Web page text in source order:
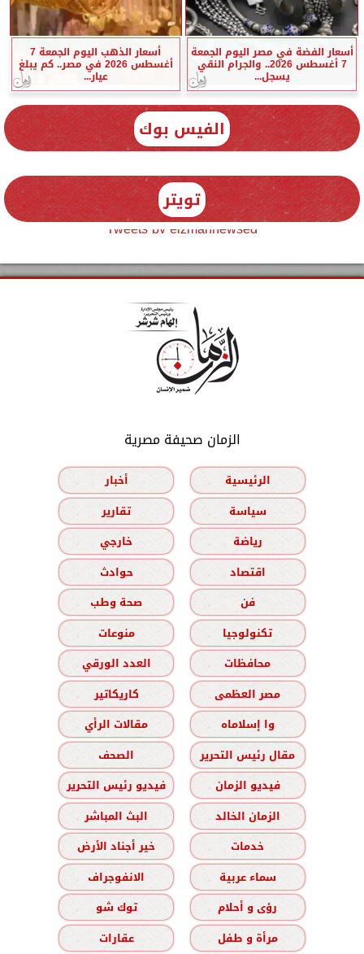
أسعار الفضة في مصر اليوم الجمعة
7 أغسطس 2026.. والجرام النقي
يسجل...
أسعار الذهب اليوم الجمعة 7
أغسطس 2026 في مصر.. كم يبلغ
عيار...
الفيس بوك
تويتر
Tweets by elzmannewseg
الزمان صحيفة مصرية
الرئيسية
أخبار
سياسة
تقارير
رياضة
خارجي
اقتصاد
حوادث
فن
صحة وطب
تكنولوجيا
منوعات
محافظات
العدد الورقي
مصر العظمى
كاريكاتير
وا إسلاماه
مقالات الرأي
مقال رئيس التحرير
الصحف
فيديو الزمان
فيديو رئيس التحرير
الزمان الخالد
البث المباشر
خدمات
خير أجناد الأرض
سماء عربية
الانفوجراف
رؤى و أحلام
توك شو
مرأة و طفل
عقارات